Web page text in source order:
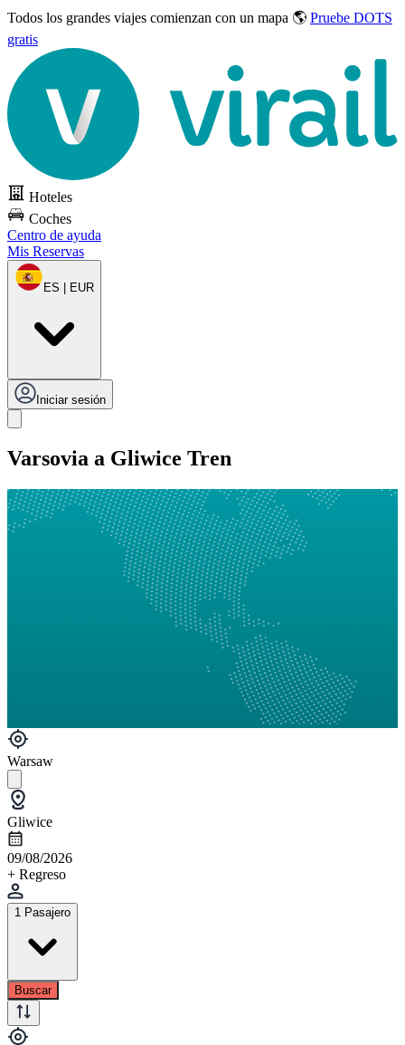
Todos los grandes viajes comienzan con un mapa 🌎 Pruebe DOTS
gratis
Hoteles
Coches
Centro de ayuda
Mis Reservas
ES | EUR
Iniciar sesión
Varsovia a Gliwice Tren
Warsaw
Gliwice
09/08/2026
+ Regreso
1 Pasajero
Buscar